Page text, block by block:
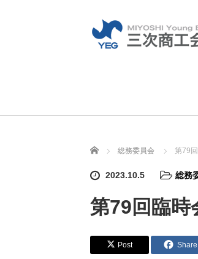
ホーム 総務委員会 第79
2023.10.5 総務
第79回臨時
Post Share